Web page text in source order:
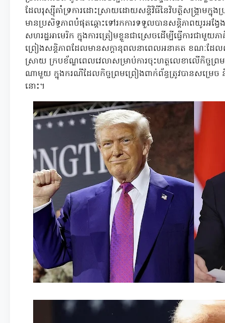
ដែលរុស្ស៊ីគាំទ្រការដោះស្រាយដោយសន្តិវិធីនៃវិបត្តិសង្រ្គាមក្នុ
មានប្រសិទ្ធភាពបំផុតឆ្ពោះទៅរកការទទួលបានសន្តិភាពយូរអ
សហរដ្ឋអាមេរិក ក្នុងការត្រៀមខ្លួនជាស្រេចដើម្បីធ្វើការជា
ព្រៀងសន្តិភាពដែលមានសក្តានុពលនាពេលអនាគត ខណៈដ
ស្រាយ ក្របខ័ណ្ឌពេលវេលាសម្រាប់ការចុះហត្ថលេខាលើកិច្ច
ណាមួយ ក្នុងករណីដែលកិច្ចព្រមព្រៀងពាក់ព័ន្ធត្រូវបានសម្រេ
នោះ។